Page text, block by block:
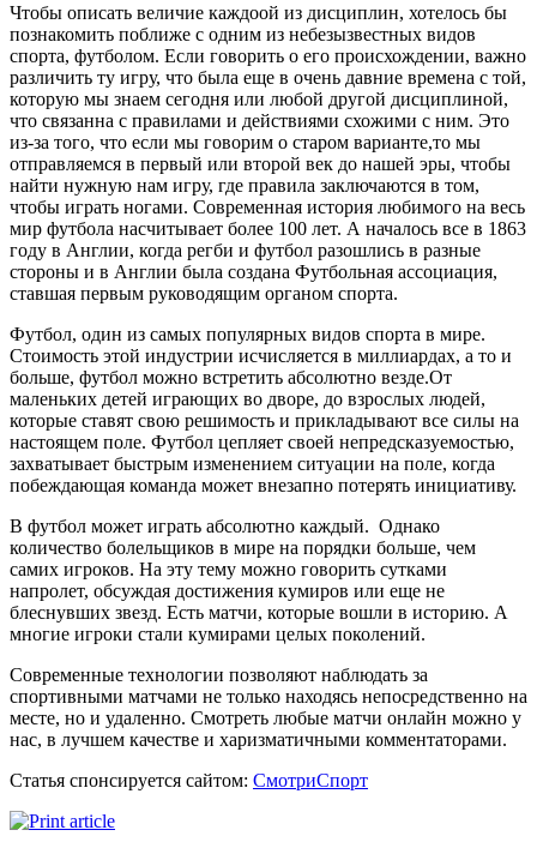
Чтобы описать величие каждоой из дисциплин, хотелось бы
познакомить поближе с одним из небезызвестных видов
спорта, футболом. Если говорить о его происхождении, важно
различить ту игру, что была еще в очень давние времена с той,
которую мы знаем сегодня или любой другой дисциплиной,
что связанна с правилами и действиями схожими с ним. Это
из-за того, что если мы говорим о старом варианте,то мы
отправляемся в первый или второй век до нашей эры, чтобы
найти нужную нам игру, где правила заключаются в том,
чтобы играть ногами. Современная история любимого на весь
мир футбола насчитывает более 100 лет. А началось все в 1863
году в Англии, когда регби и футбол разошлись в разные
стороны и в Англии была создана Футбольная ассоциация,
ставшая первым руководящим органом спорта.
Футбол, один из самых популярных видов спорта в мире.
Стоимость этой индустрии исчисляется в миллиардах, а то и
больше, футбол можно встретить абсолютно везде.От
маленьких детей играющих во дворе, до взрослых людей,
которые ставят свою решимость и прикладывают все силы на
настоящем поле. Футбол цепляет своей непредсказуемостью,
захватывает быстрым изменением ситуации на поле, когда
побеждающая команда может внезапно потерять инициативу.
В футбол может играть абсолютно каждый. Однако
количество болельщиков в мире на порядки больше, чем
самих игроков. На эту тему можно говорить сутками
напролет, обсуждая достижения кумиров или еще не
блеснувших звезд. Есть матчи, которые вошли в историю. А
многие игроки стали кумирами целых поколений.
Современные технологии позволяют наблюдать за
спортивными матчами не только находясь непосредственно на
месте, но и удаленно. Смотреть любые матчи онлайн можно у
нас, в лучшем качестве и харизматичными комментаторами.
Статья спонсируется сайтом: СмотриСпорт